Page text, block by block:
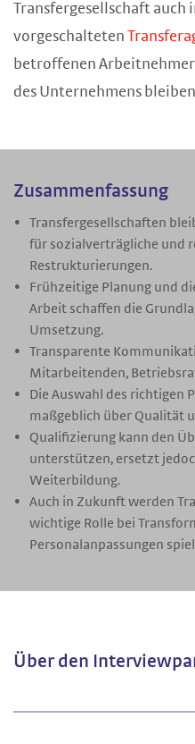
Transfergesellschaft
vorgeschalteten
betroffenen
des Unternehmens
Zusammenfassung
Transfergesellschaften
für sozialverträgliche und
Restrukturierungen.
Frühzeitige Planung und
Arbeit schaffen die
Umsetzung.
Transparente
Mitarbeitenden,
Die Auswahl des richtigen
maßgeblich über Qualität
Qualifizierung kann den
unterstützen, ersetzt
Weiterbildung.
Auch in Zukunft werden
wichtige Rolle bei
Personalanpassungen
Über den